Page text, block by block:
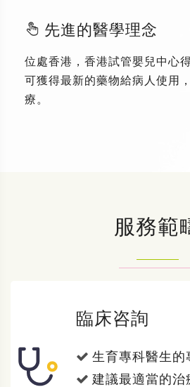
先進的醫學理念
位處香港，香港試管嬰兒中心
可獲得最新的藥物給病人使用
療。
服務範
臨床咨詢
生育專科醫生的
建議最適當的治